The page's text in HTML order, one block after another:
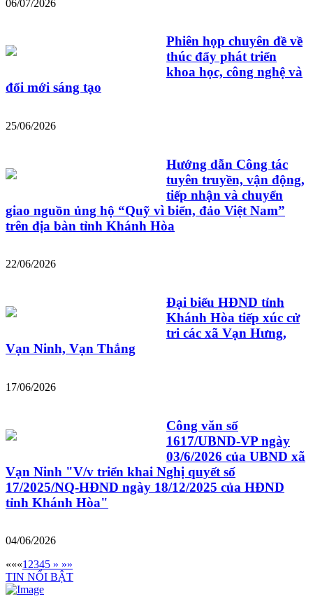
06/07/2026
Phiên họp chuyên đề về
thúc đẩy phát triển
khoa học, công nghệ và
đổi mới sáng tạo
25/06/2026
Hướng dẫn Công tác
tuyên truyền, vận động,
tiếp nhận và chuyển
giao nguồn ủng hộ “Quỹ vì biển, đảo Việt Nam”
trên địa bàn tỉnh Khánh Hòa
22/06/2026
Đại biểu HĐND tỉnh
Khánh Hòa tiếp xúc cử
tri các xã Vạn Hưng,
Vạn Ninh, Vạn Thắng
17/06/2026
Công văn số
1617/UBND-VP ngày
03/6/2026 của UBND xã
Vạn Ninh "V/v triển khai Nghị quyết số
17/2025/NQ-HĐND ngày 18/12/2025 của HĐND
tỉnh Khánh Hòa"
04/06/2026
«««1 2345 » »»
TIN NỔI BẬT